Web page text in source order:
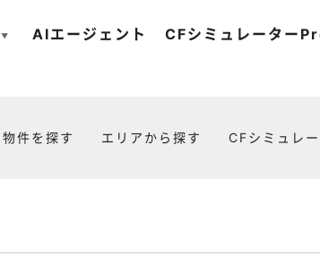
▼ AIエージェント CFシミュレーター
物件を探す エリアから探す CFシミュレ